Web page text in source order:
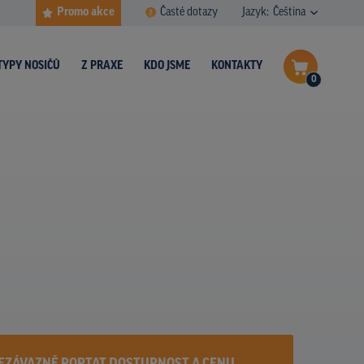
Promo akce Časté dotazy Jazyk: Čeština
0
NOSIČŮ Z PRAXE KDO JSME KONTAKTY